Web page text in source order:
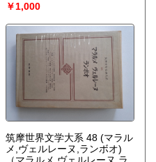
￥1,000
筑摩世界文学大系 48 (マラル
メ,ヴェルレーヌ,ランボオ)